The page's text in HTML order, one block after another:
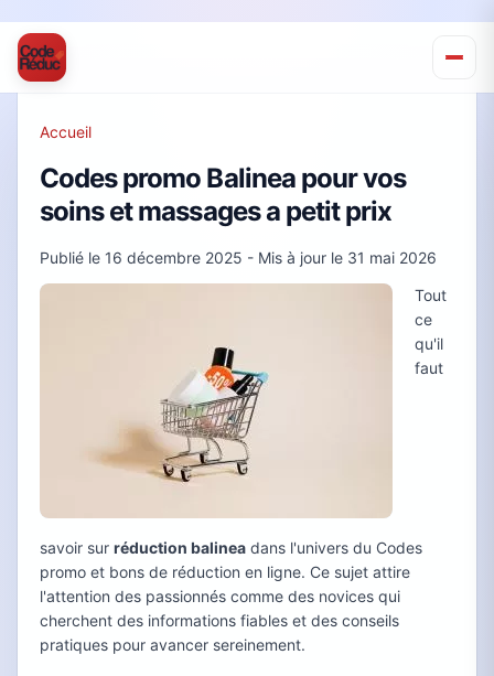
Accueil
Codes promo Balinea pour vos
soins et massages a petit prix
Publié le 16 décembre 2025 - Mis à jour le 31 mai 2026
Tout
ce
qu'il
faut
savoir sur réduction balinea dans l'univers du Codes
promo et bons de réduction en ligne. Ce sujet attire
l'attention des passionnés comme des novices qui
cherchent des informations fiables et des conseils
pratiques pour avancer sereinement.